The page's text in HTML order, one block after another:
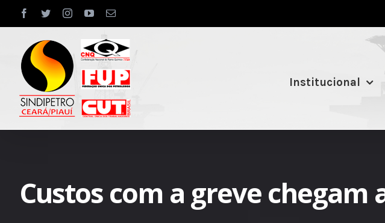
to
content
facebook
twitterinstagram
youtubeEmail
Institucional
Custos com a greve chegam